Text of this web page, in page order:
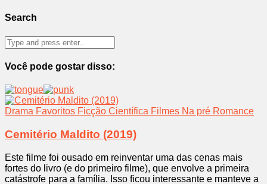
Search
Você pode gostar disso:
Drama Favoritos Ficção Científica Filmes Na pré Romance
Cemitério Maldito (2019)
Este filme foi ousado em reinventar uma das cenas mais
fortes do livro (e do primeiro filme), que envolve a primeira
catástrofe para a família. Isso ficou interessante e manteve a